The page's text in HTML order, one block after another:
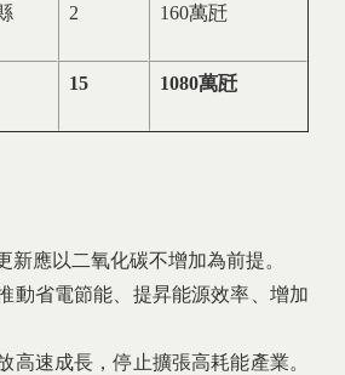
2 160萬瓩
15 1080萬瓩
新應以二氧化碳不增加為前提。
動省電節能、提昇能源效率、增加
高速成長，停止擴張高耗能產業。